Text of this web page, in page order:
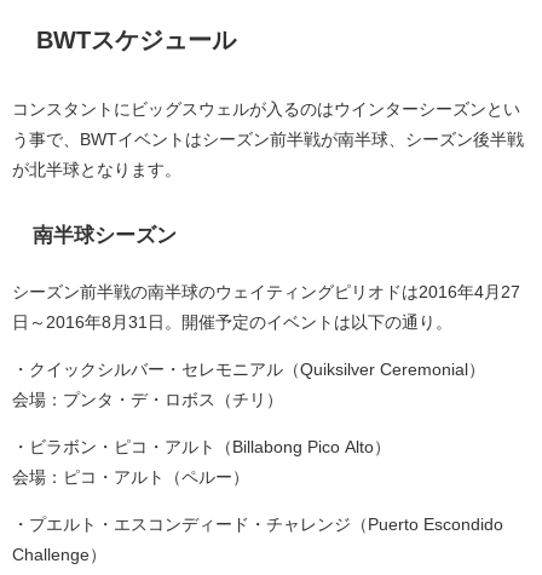
BWTスケジュール
コンスタントにビッグスウェルが入るのはウインターシーズンとい
う事で、BWTイベントはシーズン前半戦が南半球、シーズン後半戦
が北半球となります。
南半球シーズン
シーズン前半戦の南半球のウェイティングピリオドは2016年4月27
日～2016年8月31日。開催予定のイベントは以下の通り。
・クイックシルバー・セレモニアル（Quiksilver Ceremonial）
会場：プンタ・デ・ロボス（チリ）
・ビラボン・ピコ・アルト（Billabong Pico Alto）
会場：ピコ・アルト（ペルー）
・プエルト・エスコンディード・チャレンジ（Puerto Escondido
Challenge）